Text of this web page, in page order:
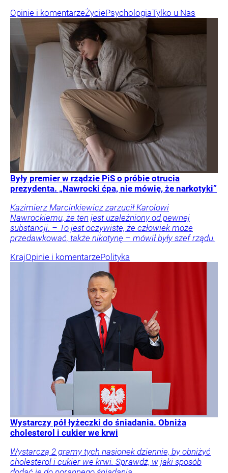
Opinie i komentarzeŻyciePsychologiaTylko u Nas
Były premier w rządzie PiS o próbie otrucia
prezydenta. „Nawrocki ćpa, nie mówię, że narkotyki”
Kazimierz Marcinkiewicz zarzucił Karolowi
Nawrockiemu, że ten jest uzależniony od pewnej
substancji. – To jest oczywiste, że człowiek może
przedawkować, także nikotynę – mówił były szef rządu.
KrajOpinie i komentarzePolityka
Wystarczy pół łyżeczki do śniadania. Obniża
cholesterol i cukier we krwi
Wystarczą 2 gramy tych nasionek dziennie, by obniżyć
cholesterol i cukier we krwi. Sprawdź, w jaki sposób